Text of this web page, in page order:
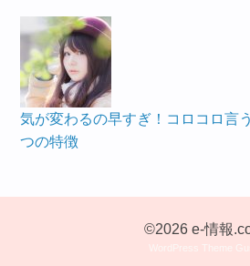
気が変わるの早すぎ！コロコロ言
つの特徴
©2026 e-情報